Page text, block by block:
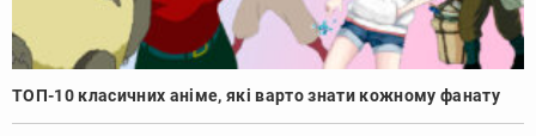
ТОП-10 класичних аніме, які варто знати кожному фанату